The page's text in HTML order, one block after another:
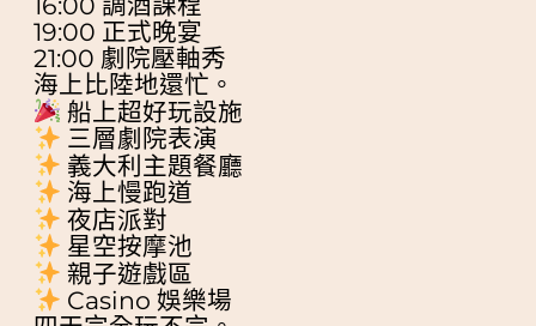
19:00 正式晚宴
21:00 劇院壓軸秀
海上比陸地還忙。
船上超好玩設施
三層劇院表演
義大利主題餐廳
海上慢跑道
夜店派對
星空按摩池
親子遊戲區
Casino 娛樂場